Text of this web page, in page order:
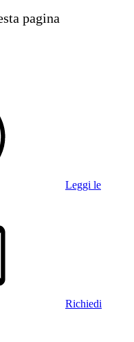
pagina
Leggi le
Richiedi